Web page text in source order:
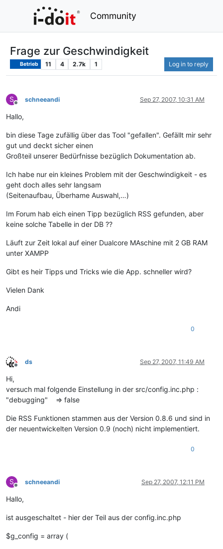
Community
Frage zur Geschwindigkeit
Betrieb 11 4 2.7k 1 Log in to reply
S
Offline
schneeandi Sep 27, 2007, 10:31 AM
Hallo,
bin diese Tage zufällig über das Tool "gefallen". Gefällt mir sehr
gut und deckt sicher einen
Großteil unserer Bedürfnisse bezüglich Dokumentation ab.
Ich habe nur ein kleines Problem mit der Geschwindigkeit - es
geht doch alles sehr langsam
(Seitenaufbau, Überhame Auswahl,…)
Im Forum hab eich einen Tipp bezüglich RSS gefunden, aber
keine solche Tabelle in der DB ??
Läuft zur Zeit lokal auf einer Dualcore MAschine mit 2 GB RAM
unter XAMPP
Gibt es heir Tipps und Tricks wie die App. schneller wird?
Vielen Dank
Andi
0
Offline
ds Sep 27, 2007, 11:49 AM
Hi,
versuch mal folgende Einstellung in der src/config.inc.php :
"debugging" => false
Die RSS Funktionen stammen aus der Version 0.8.6 und sind in
der neuentwickelten Version 0.9 (noch) nicht implementiert.
0
S
Offline
schneeandi Sep 27, 2007, 12:11 PM
Hallo,
ist ausgeschaltet - hier der Teil aus der config.inc.php
$g_config = array (